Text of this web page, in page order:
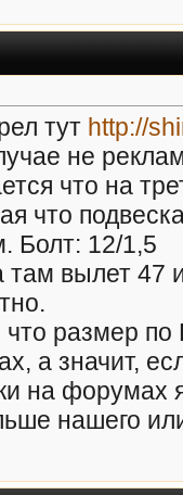
тут http://
не
что на
что
Болт: 12/1,5
там вылет 47
что размер
а значит,
на форумах
нашего